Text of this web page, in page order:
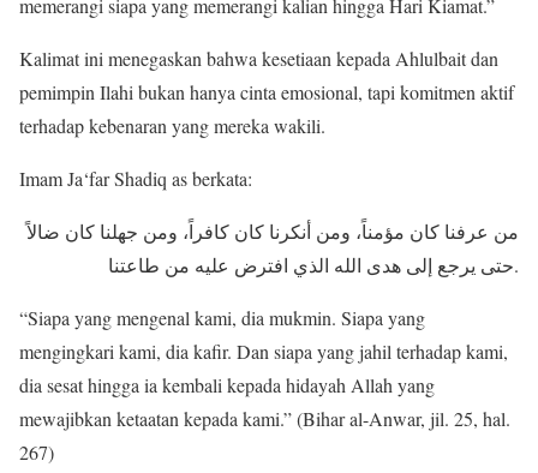
memerangi siapa yang memerangi kalian hingga Hari Kiamat.”
Kalimat ini menegaskan bahwa kesetiaan kepada Ahlulbait dan
pemimpin Ilahi bukan hanya cinta emosional, tapi komitmen aktif
terhadap kebenaran yang mereka wakili.
Imam Ja‘far Shadiq as berkata:
من عرفنا كان مؤمناً، ومن أنكرنا كان كافراً، ومن جهلنا كان ضالاً
حتى يرجع إلى هدى الله الذي افترض عليه من طاعتنا.
“Siapa yang mengenal kami, dia mukmin. Siapa yang
mengingkari kami, dia kafir. Dan siapa yang jahil terhadap kami,
dia sesat hingga ia kembali kepada hidayah Allah yang
mewajibkan ketaatan kepada kami.” (Bihar al-Anwar, jil. 25, hal.
267)